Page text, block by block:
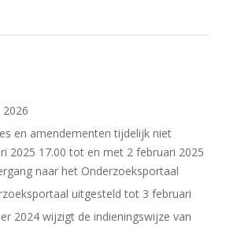
en amendementen tijdelijk niet
2025 17.00 tot en met 2 februari 2025
naar het Onderzoeksportaal
uitgesteld tot 3 februari
2024 wijzigt de indieningswijze van